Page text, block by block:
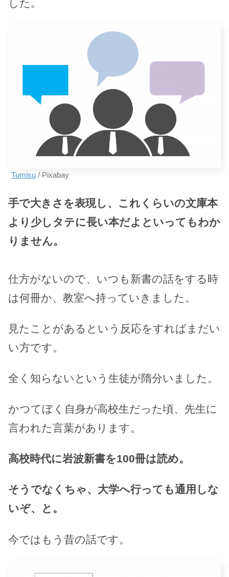
した。
Tumisu / Pixabay
手で大きさを表現し、これくらいの文庫本
より少しタテに長い本だよといってもわか
りません。
仕方がないので、いつも新書の話をする時
は何冊か、教室へ持っていきました。
見たことがあるという反応をすればまだい
い方です。
全く知らないという生徒が隋分いました。
かつてぼく自身が高校生だった頃、先生に
言われた言葉があります。
高校時代に岩波新書を100冊は読め。
そうでなくちゃ、大学へ行っても通用しな
いぞ、と。
今ではもう昔の話です。